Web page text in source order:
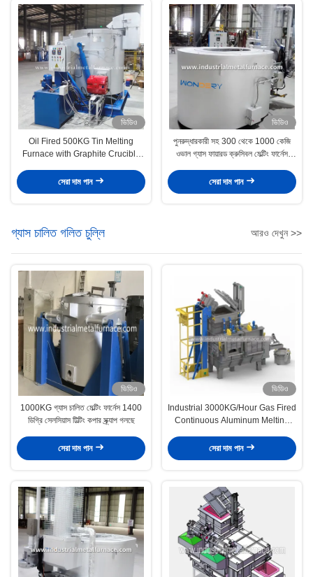
ভিডিও
Oil Fired 500KG Tin Melting
Furnace with Graphite Crucible
সেরা দাম পান
ভিডিও
পুনরুদ্ধারকারী সহ 300 থেকে 1000 কেজি
ওভাল গ্যাস ফায়ারড ক্রুসিবল মেল্টিং ফার্নেস
সেরা দাম পান
গ্যাস চালিত গলিত চুল্লি আরও দেখুন >>
ভিডিও
1000KG গ্যাস চালিত মেল্টিং ফার্নেস 1400
ডিগ্রি সেলসিয়াস টিল্টিং কপার স্ক্র্যাপ গলছে
সেরা দাম পান
ভিডিও
Industrial 3000KG/Hour Gas Fired
Continuous Aluminum Melting
সেরা দাম পান